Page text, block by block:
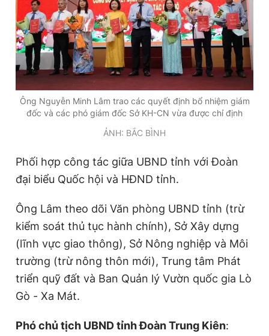
Ông Nguyễn Minh Lâm trao các quyết định bổ nhiệm giám
đốc và các phó giám đốc Sở KH-CN vừa được chỉ định
ẢNH: BẮC BÌNH
Phối hợp công tác giữa UBND tỉnh với Đoàn
đại biểu Quốc hội và HĐND tỉnh.
Ông Lâm theo dõi Văn phòng UBND tỉnh (trừ
kiểm soát thủ tục hành chính), Sở Xây dựng
(lĩnh vực giao thông), Sở Nông nghiệp và Môi
trường (trừ nông thôn mới), Trung tâm Phát
triển quỹ đất và Ban Quản lý Vườn quốc gia Lò
Gò - Xa Mát.
Phó chủ tịch UBND tỉnh Đoàn Trung Kiên: